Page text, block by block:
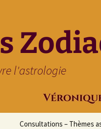
l'astrologie
Consultations – Thèmes